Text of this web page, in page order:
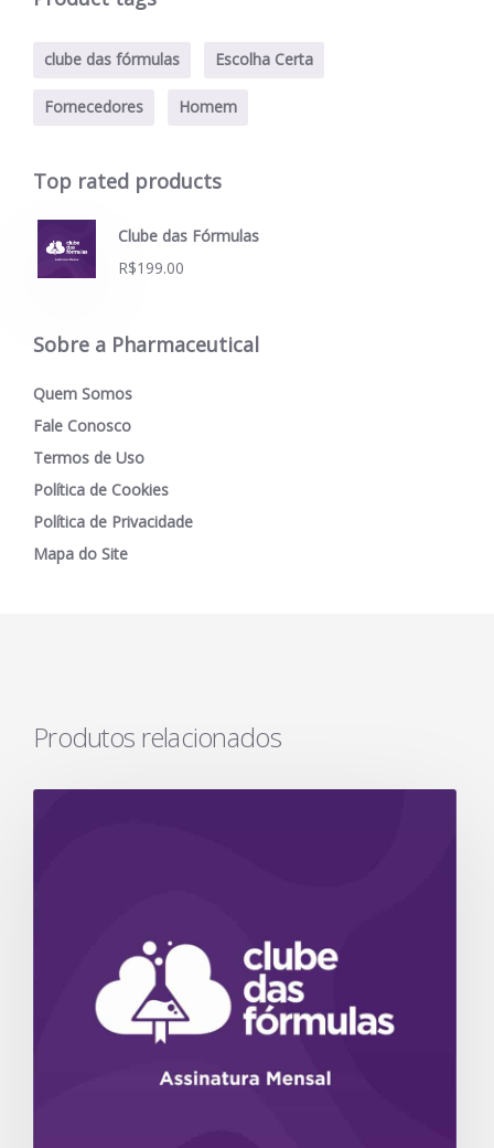
clube das fórmulas Escolha Certa
Fornecedores Homem
Top rated products
Clube das Fórmulas
R$199.00
Sobre a Pharmaceutical
Quem Somos
Fale Conosco
Termos de Uso
Política de Cookies
Política de Privacidade
Mapa do Site
Produtos relacionados